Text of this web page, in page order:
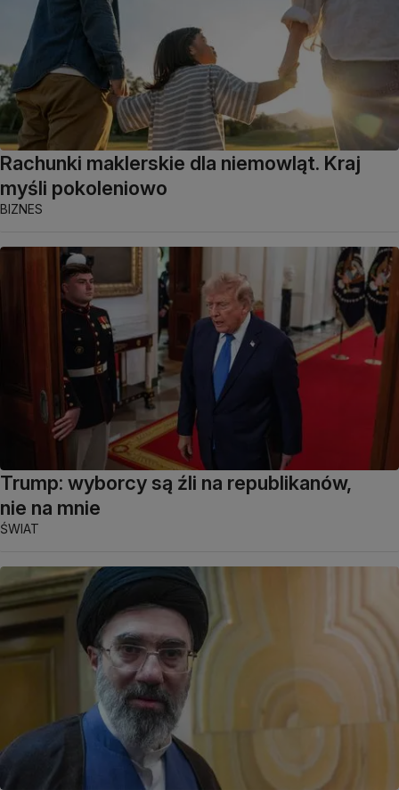
Rachunki maklerskie dla niemowląt. Kraj
myśli pokoleniowo
BIZNES
Trump: wyborcy są źli na republikanów,
nie na mnie
ŚWIAT